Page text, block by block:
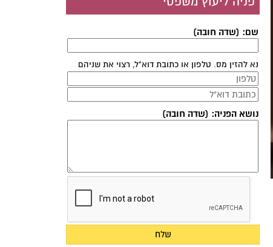
שם: (שדה חובה)
נא להזין מס. טלפון או כתובת דוא"ל, רצוי את שניהם
נושא הפניה: (שדה חובה)